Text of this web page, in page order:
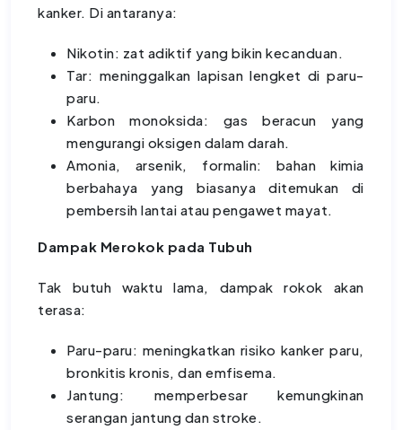
kanker. Di antaranya:
Nikotin: zat adiktif yang bikin kecanduan.
Tar: meninggalkan lapisan lengket di paru-
paru.
Karbon monoksida: gas beracun yang
mengurangi oksigen dalam darah.
Amonia, arsenik, formalin: bahan kimia
berbahaya yang biasanya ditemukan di
pembersih lantai atau pengawet mayat.
Dampak Merokok pada Tubuh
Tak butuh waktu lama, dampak rokok akan
terasa:
Paru-paru: meningkatkan risiko kanker paru,
bronkitis kronis, dan emfisema.
Jantung: memperbesar kemungkinan
serangan jantung dan stroke.